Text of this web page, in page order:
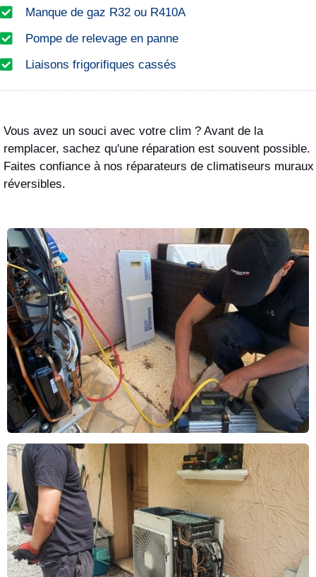
Manque de gaz R32 ou R410A
Pompe de relevage en panne
Liaisons frigorifiques cassés
Vous avez un souci avec votre clim ? Avant de la
remplacer, sachez qu'une réparation est souvent possible.
Faites confiance à nos réparateurs de climatiseurs muraux
réversibles.